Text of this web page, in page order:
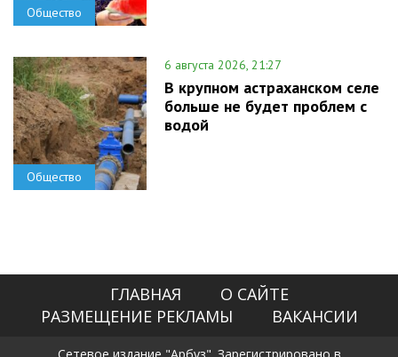
Общество
Общество
6 августа 2026, 21:27
В крупном астраханском селе
больше не будет проблем с
водой
ГЛАВНАЯ
О САЙТЕ
РАЗМЕЩЕНИЕ РЕКЛАМЫ
ВАКАНСИИ